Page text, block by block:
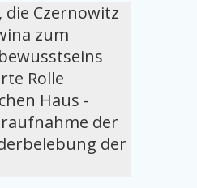
Czernowitz
zum
Rolle
Haus -
der
der